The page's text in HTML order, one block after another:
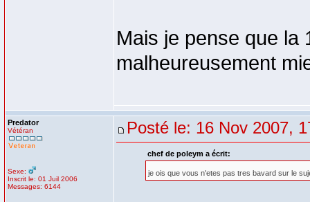
Mais je pense que la
malheureusement
Predator
Vétéran
Sexe:
Inscrit le: 01 Juil 2006
Messages: 6144
Posté le: 16 Nov 2007,
chef de poleym a écrit:
je ois que vous n'etes pas tres bavard sur le